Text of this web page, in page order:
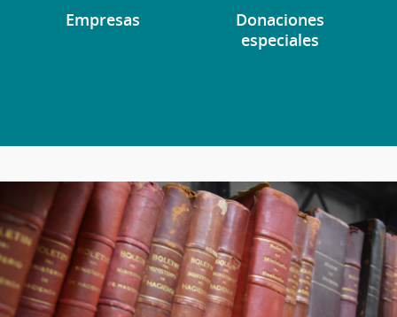
Empresas
Donaciones
especiales